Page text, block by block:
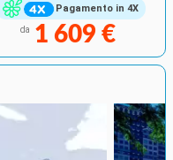
Pagamento in 4X
da 1 609 €